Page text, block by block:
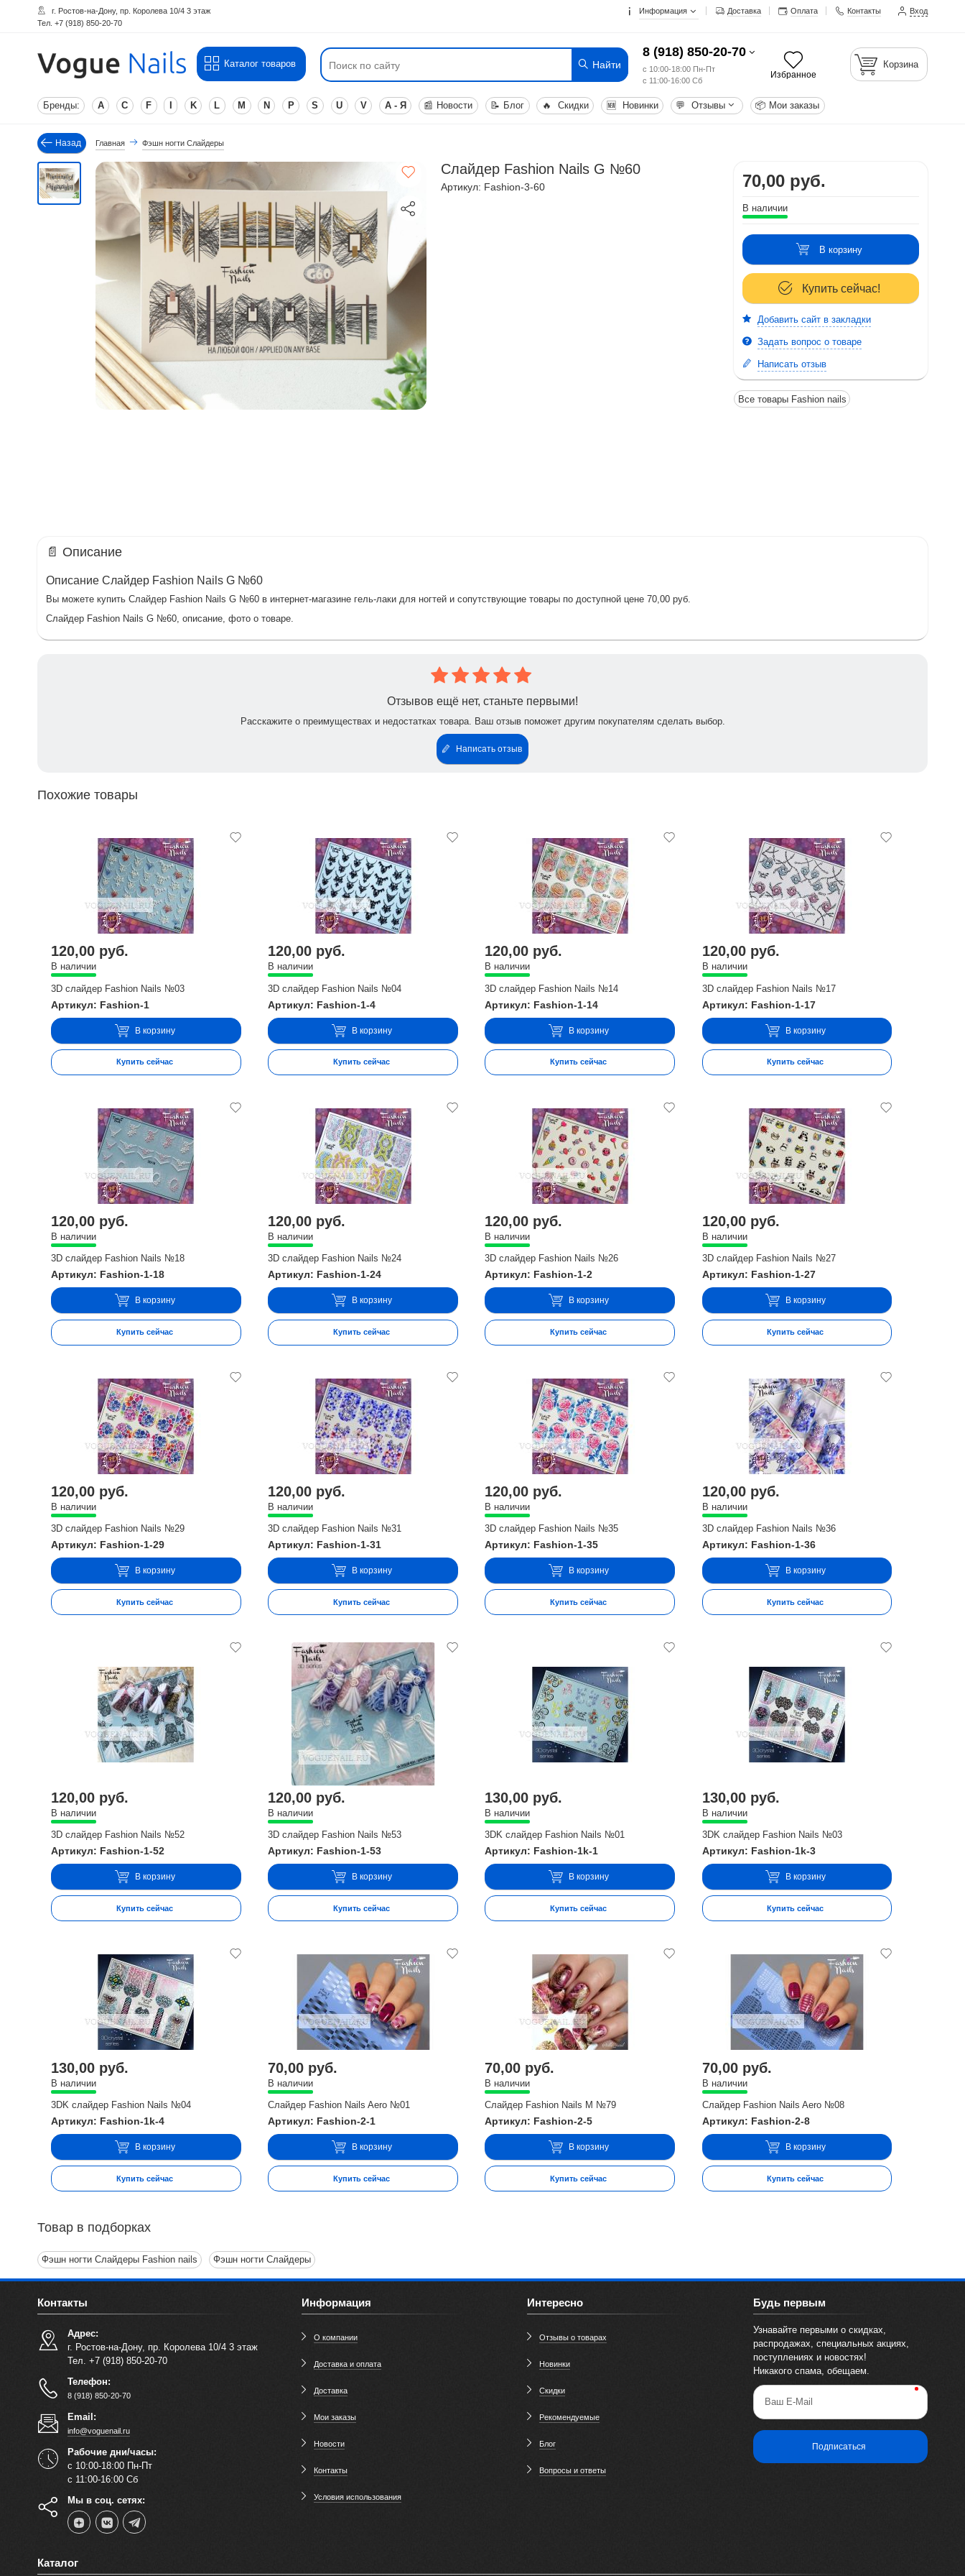
г. Ростов-на-Дону, пр. Королева 10/4 3 этаж
Тел. +7 (918) 850-20-70
Информация Доставка Оплата Контакты Вход
Каталог товаров Найти
8 (918) 850-20-70
с 10:00-18:00 Пн-Пт
с 11:00-16:00 Сб
Избранное
Корзина
Бренды: A C F K L M N P S U V А - Я 📰 Новости 📝 Блог 🔥 Скидки 🆕 Новинки 💬 Отзывы 📦 Мои заказы
Назад Главная Фэшн ногти Слайдеры
Слайдер Fashion Nails G №60
Артикул: Fashion-3-60 70,00 руб.
В наличии
В корзину
Купить сейчас!
Добавить сайт в закладки
Задать вопрос о товаре
Написать отзыв
Все товары Fashion nails
📄 Описание
Описание Слайдер Fashion Nails G №60
Вы можете купить Слайдер Fashion Nails G №60 в интернет-магазине гель-лаки для ногтей и сопутствующие товары по доступной цене 70,00 руб.
Слайдер Fashion Nails G №60, описание, фото о товаре.
Отзывов ещё нет, станьте первыми!
Расскажите о преимуществах и недостатках товара. Ваш отзыв поможет другим покупателям сделать выбор.
Написать отзыв
Похожие товары
120,00 руб.
В наличии
3D слайдер Fashion Nails №03
Артикул: Fashion-1
В корзину
Купить сейчас
120,00 руб.
В наличии
3D слайдер Fashion Nails №04
Артикул: Fashion-1-4
В корзину
Купить сейчас
120,00 руб.
В наличии
3D слайдер Fashion Nails №14
Артикул: Fashion-1-14
В корзину
Купить сейчас
120,00 руб.
В наличии
3D слайдер Fashion Nails №17
Артикул: Fashion-1-17
В корзину
Купить сейчас
120,00 руб.
В наличии
3D слайдер Fashion Nails №18
Артикул: Fashion-1-18
В корзину
Купить сейчас
120,00 руб.
В наличии
3D слайдер Fashion Nails №24
Артикул: Fashion-1-24
В корзину
Купить сейчас
120,00 руб.
В наличии
3D слайдер Fashion Nails №26
Артикул: Fashion-1-2
В корзину
Купить сейчас
120,00 руб.
В наличии
3D слайдер Fashion Nails №27
Артикул: Fashion-1-27
В корзину
Купить сейчас
120,00 руб.
В наличии
3D слайдер Fashion Nails №29
Артикул: Fashion-1-29
В корзину
Купить сейчас
120,00 руб.
В наличии
3D слайдер Fashion Nails №31
Артикул: Fashion-1-31
В корзину
Купить сейчас
120,00 руб.
В наличии
3D слайдер Fashion Nails №35
Артикул: Fashion-1-35
В корзину
Купить сейчас
120,00 руб.
В наличии
3D слайдер Fashion Nails №36
Артикул: Fashion-1-36
В корзину
Купить сейчас
120,00 руб.
В наличии
3D слайдер Fashion Nails №52
Артикул: Fashion-1-52
В корзину
Купить сейчас
120,00 руб.
В наличии
3D слайдер Fashion Nails №53
Артикул: Fashion-1-53
В корзину
Купить сейчас
130,00 руб.
В наличии
3DK слайдер Fashion Nails №01
Артикул: Fashion-1k-1
В корзину
Купить сейчас
130,00 руб.
В наличии
3DK слайдер Fashion Nails №03
Артикул: Fashion-1k-3
В корзину
Купить сейчас
130,00 руб.
В наличии
3DK слайдер Fashion Nails №04
Артикул: Fashion-1k-4
В корзину
Купить сейчас
70,00 руб.
В наличии
Слайдер Fashion Nails Aero №01
Артикул: Fashion-2-1
В корзину
Купить сейчас
70,00 руб.
В наличии
Слайдер Fashion Nails M №79
Артикул: Fashion-2-5
В корзину
Купить сейчас
70,00 руб.
В наличии
Слайдер Fashion Nails Aero №08
Артикул: Fashion-2-8
В корзину
Купить сейчас
Товар в подборках
Фэшн ногти Слайдеры Fashion nails Фэшн ногти Слайдеры
Контакты
Адрес:
г. Ростов-на-Дону, пр. Королева 10/4 3 этаж
Тел. +7 (918) 850-20-70
Телефон:
8 (918) 850-20-70
Email:
info@voguenail.ru
Рабочие дни/часы:
с 10:00-18:00 Пн-Пт
с 11:00-16:00 Сб
Мы в соц. сетях:
Информация
О компании
Доставка и оплата
Доставка
Мои заказы
Новости
Контакты
Условия использования
Интересно
Отзывы о товарах
Новинки
Скидки
Рекомендуемые
Блог
Вопросы и ответы
Будь первым
Узнавайте первыми о скидках,
распродажах, специальных акциях,
поступлениях и новостях!
Никакого спама, обещаем.
Ваш E-Mail
Подписаться
Каталог